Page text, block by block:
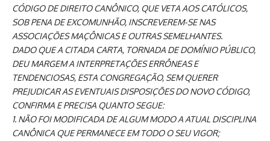
CÓDIGO DE DIREITO CANÔNICO, QUE VETA AOS CATÓLICOS,
SOB PENA DE EXCOMUNHÃO, INSCREVEREM-SE NAS
ASSOCIAÇÕES MAÇÔNICAS E OUTRAS SEMELHANTES.
DADO QUE A CITADA CARTA, TORNADA DE DOMÍNIO PÚBLICO,
DEU MARGEM A INTERPRETAÇÕES ERRÔNEAS E
TENDENCIOSAS, ESTA CONGREGAÇÃO, SEM QUERER
PREJUDICAR AS EVENTUAIS DISPOSIÇÕES DO NOVO CÓDIGO,
CONFIRMA E PRECISA QUANTO SEGUE:
1. NÃO FOI MODIFICADA DE ALGUM MODO A ATUAL DISCIPLINA
CANÔNICA QUE PERMANECE EM TODO O SEU VIGOR;